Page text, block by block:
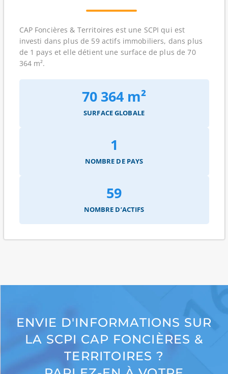
CAP Foncières & Territoires est une SCPI qui est
investi dans plus de 59 actifs immobiliers, dans plus
de 1 pays et elle détient une surface de plus de 70
364 m².
70 364 m²
SURFACE GLOBALE
1
NOMBRE DE PAYS
59
NOMBRE D’ACTIFS
ENVIE D'INFORMATIONS SUR
LA SCPI CAP FONCIÈRES &
TERRITOIRES ?